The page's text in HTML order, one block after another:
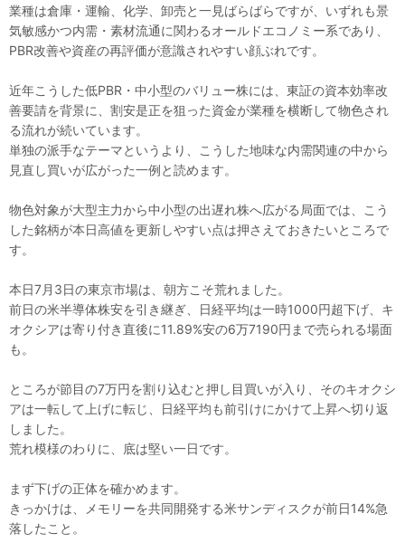
業種は倉庫・運輸、化学、卸売と一見ばらばらですが、いずれも景
気敏感かつ内需・素材流通に関わるオールドエコノミー系であり、
PBR改善や資産の再評価が意識されやすい顔ぶれです。
近年こうした低PBR・中小型のバリュー株には、東証の資本効率改
善要請を背景に、割安是正を狙った資金が業種を横断して物色され
る流れが続いています。
単独の派手なテーマというより、こうした地味な内需関連の中から
見直し買いが広がった一例と読めます。
物色対象が大型主力から中小型の出遅れ株へ広がる局面では、こう
した銘柄が本日高値を更新しやすい点は押さえておきたいところで
す。
本日7月3日の東京市場は、朝方こそ荒れました。
前日の米半導体株安を引き継ぎ、日経平均は一時1000円超下げ、キ
オクシアは寄り付き直後に11.89%安の6万7190円まで売られる場面
も。
ところが節目の7万円を割り込むと押し目買いが入り、そのキオクシ
アは一転して上げに転じ、日経平均も前引けにかけて上昇へ切り返
しました。
荒れ模様のわりに、底は堅い一日です。
まず下げの正体を確かめます。
きっかけは、メモリーを共同開発する米サンディスクが前日14%急
落したこと。